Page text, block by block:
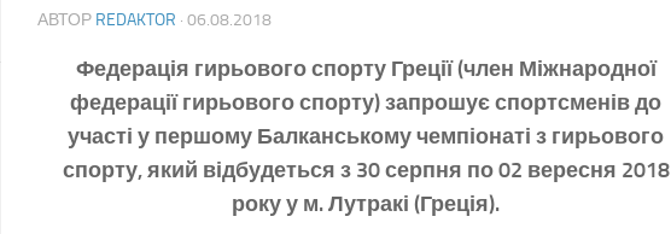
АВТОР REDAKTOR · 06.08.2018
Федерація гирьового спорту Греції (член Міжнародної
федерації гирьового спорту) запрошує спортсменів до
участі у першому Балканському чемпіонаті з гирьового
спорту, який відбудеться з 30 серпня по 02 вересня 2018
року у м. Лутракі (Греція).